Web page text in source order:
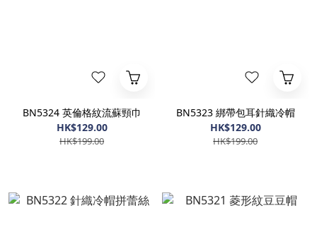
BN5324 英倫格紋流蘇頸巾
HK$129.00
HK$199.00
BN5323 綁帶包耳針織冷帽
HK$129.00
HK$199.00